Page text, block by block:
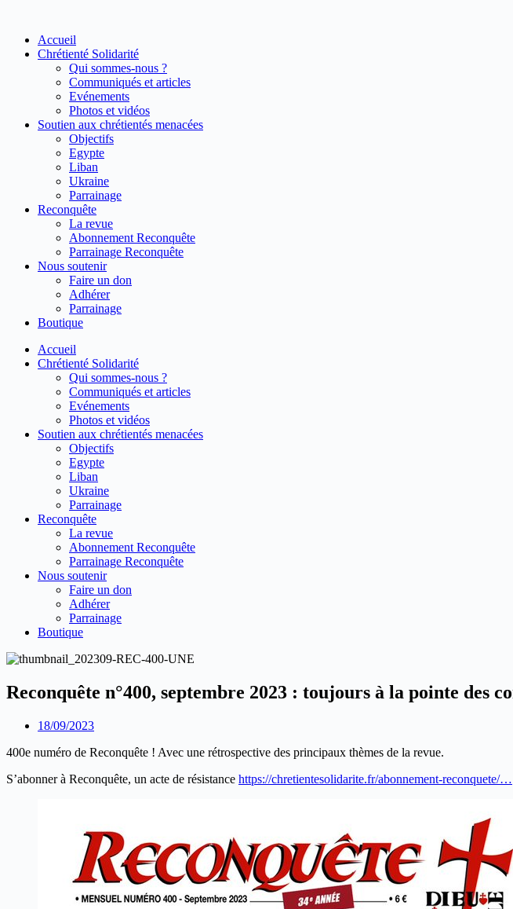
contenuAccueil
Chrétienté Solidarité
Qui sommes-nous ?
Communiqués et articles
Evénements
Photos et vidéos
Soutien aux chrétientés menacées
Objectifs
Egypte
Liban
Ukraine
Parrainage
Reconquête
La revue
Abonnement Reconquête
Parrainage Reconquête
Nous soutenir
Faire un don
Adhérer
Parrainage
Boutique
Accueil
Chrétienté Solidarité
Qui sommes-nous ?
Communiqués et articles
Evénements
Photos et vidéos
Soutien aux chrétientés menacées
Objectifs
Egypte
Liban
Ukraine
Parrainage
Reconquête
La revue
Abonnement Reconquête
Parrainage Reconquête
Nous soutenir
Faire un don
Adhérer
Parrainage
Boutique
Reconquête n°400, septembre 2023 : toujours à la pointe des
18/09/2023
400e numéro de Reconquête ! Avec une rétrospective des principaux thèmes de la revue.
S’abonner à Reconquête, un acte de résistance https://chretientesolidarite.fr/abonnement-reconquete/…